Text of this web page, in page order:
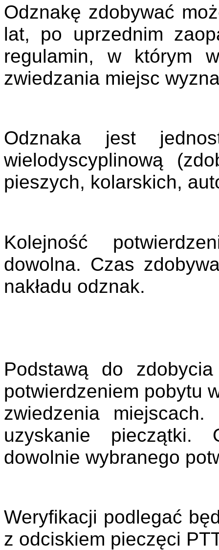
Odznakę zdobywać
lat, po uprzednim
regulamin, w którym
zwiedzania miejsc
Odznaka jest
wielodyscyplinową
pieszych, kolarskich,
Kolejność
dowolna. Czas
nakładu odznak.
Podstawą do
potwierdzeniem pobytu
zwiedzenia
uzyskanie pieczątki.
dowolnie wybranego
Weryfikacji podlegać
z odciskiem pieczęci